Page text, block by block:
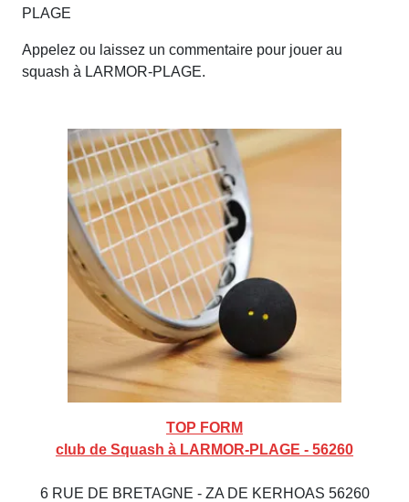
PLAGE
Appelez ou laissez un commentaire pour jouer au
squash à LARMOR-PLAGE.
TOP FORM
club de Squash à LARMOR-PLAGE - 56260
6 RUE DE BRETAGNE - ZA DE KERHOAS 56260